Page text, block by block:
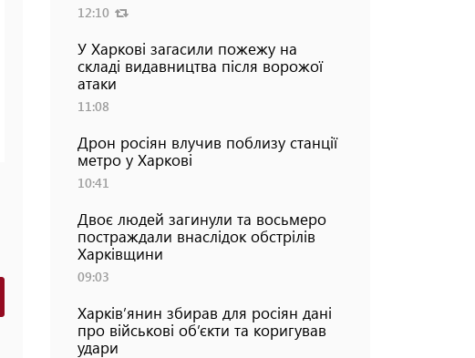
12:10
У Харкові загасили пожежу на
складі видавництва після ворожої
атаки
11:08
Дрон росіян влучив поблизу станції
метро у Харкові
10:41
Двоє людей загинули та восьмеро
постраждали внаслідок обстрілів
Харківщини
09:03
Харків’янин збирав для росіян дані
про військові об’єкти та коригував
удари